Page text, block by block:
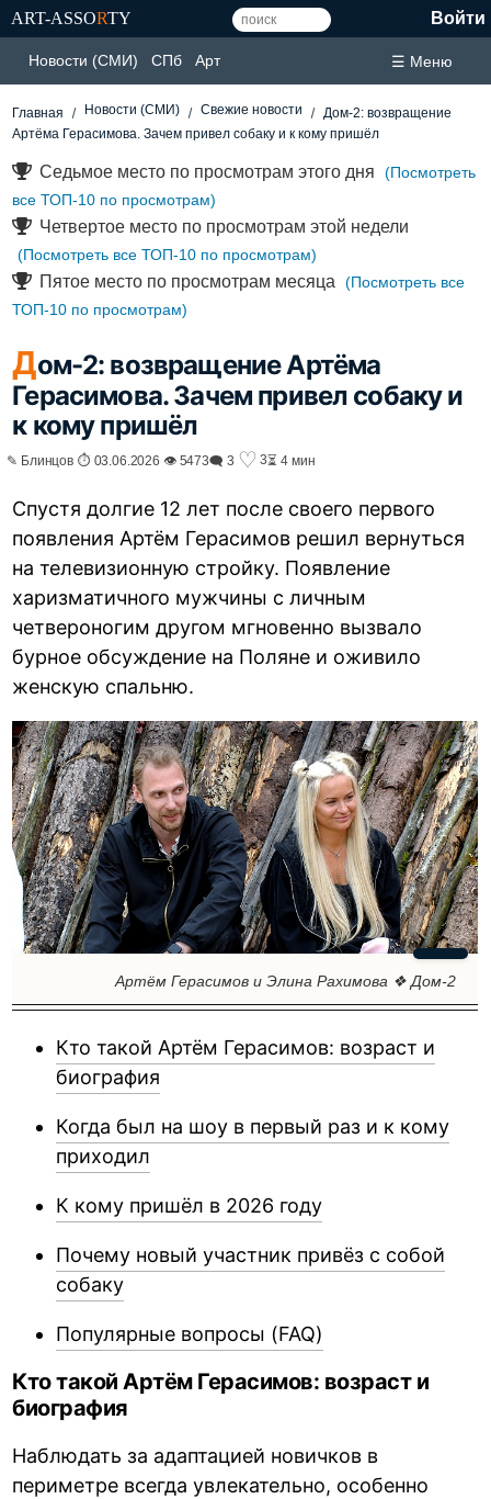
ART-ASSORTY Войти
Новости (СМИ) СПб Арт ☰ Меню
Главная Новости (СМИ) Свежие новости
Дом-2: возвращение
Артёма Герасимова. Зачем привел собаку и к кому пришёл
Седьмое место по просмотрам этого дня
(Посмотреть
все ТОП-10 по просмотрам)
Четвертое место по просмотрам этой недели
(Посмотреть все ТОП-10 по просмотрам)
Пятое место по просмотрам месяца
(Посмотреть все
ТОП-10 по просмотрам)
Дом-2: возвращение Артёма
Герасимова. Зачем привел собаку и
к кому пришёл
✎ Блинцов ⏱ 03.06.2026 👁 5473🗨 3 ♡ 3⏳ 4 мин
Спустя долгие 12 лет после своего первого
появления Артём Герасимов решил вернуться
на телевизионную стройку. Появление
харизматичного мужчины с личным
четвероногим другом мгновенно вызвало
бурное обсуждение на Поляне и оживило
женскую спальню.
Артём Герасимов и Элина Рахимова ❖ Дом-2
Кто такой Артём Герасимов: возраст и
биография
Когда был на шоу в первый раз и к кому
приходил
К кому пришёл в 2026 году
Почему новый участник привёз с собой
собаку
Популярные вопросы (FAQ)
Кто такой Артём Герасимов: возраст и
биография
Наблюдать за адаптацией новичков в
периметре всегда увлекательно, особенно